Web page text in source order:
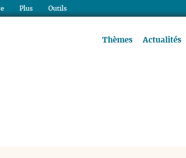
Thèmes Actualités
Plus Outils